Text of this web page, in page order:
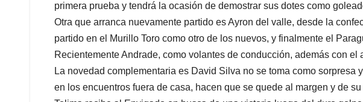
primera prueba y tendrá la ocasión de demostrar sus dotes como
Otra que arranca nuevamente partido es Ayron del valle, desde la
partido en el Murillo Toro como otro de los nuevos, y finalmente el
Recientemente Andrade, como volantes de conducción, además con
La novedad complementaria es David Silva no se toma como
en los encuentros fuera de casa, hacen que se quede al margen y de